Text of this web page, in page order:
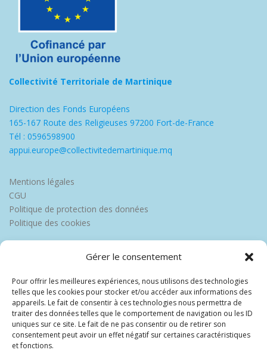
Gérer le consentement
Pour offrir les meilleures expériences, nous utilisons des technologies
telles que les cookies pour stocker et/ou accéder aux informations des
appareils. Le fait de consentir à ces technologies nous permettra de
traiter des données telles que le comportement de navigation ou les ID
uniques sur ce site. Le fait de ne pas consentir ou de retirer son
consentement peut avoir un effet négatif sur certaines caractéristiques
et fonctions.
Collectivité Territoriale de Martinique
Direction des Fonds Européens
165-167 Route des Religieuses 97200 Fort-de-France
Tél : 0596598900
appui.europe@collectivitedemartinique.mq
Mentions légales
CGU
Politique de protection des données
Politique des cookies